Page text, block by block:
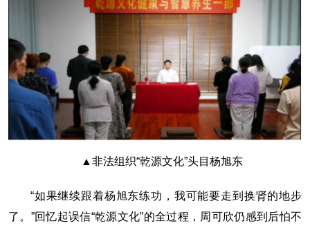
▲非法组织“乾源文化”头目杨旭东
“如果继续跟着杨旭东练功，我可能要走到换肾的地步
了。”回忆起误信“乾源文化”的全过程，周可欣仍感到后怕不